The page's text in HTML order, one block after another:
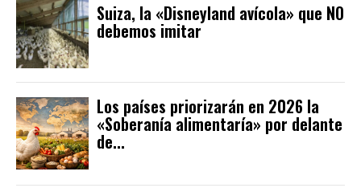
Suiza, la «Disneyland avícola» que NO
debemos imitar
Los países priorizarán en 2026 la
«Soberanía alimentaría» por delante
de...